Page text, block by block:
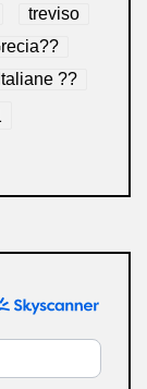
treviso
??